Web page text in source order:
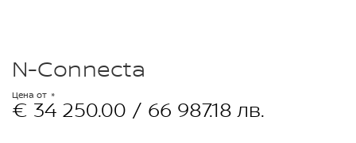
N-Connecta
Цена от
€ 34 250.00 / 66 987.18 лв.